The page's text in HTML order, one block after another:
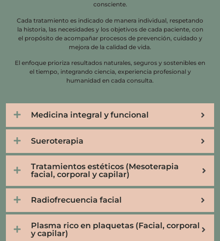
consciente.
Cada tratamiento es indicado de manera individual, respetando
la historia, las necesidades y los objetivos de cada paciente, con
el propósito de acompañar procesos de prevención, cuidado y
mejora de la calidad de vida.
El enfoque prioriza resultados naturales, seguros y sostenibles en
el tiempo, integrando ciencia, experiencia profesional y
humanidad en cada consulta.
Medicina integral y funcional
Sueroterapia
Tratamientos estéticos (Mesoterapia
facial, corporal y capilar)
Radiofrecuencia facial
Plasma rico en plaquetas (Facial, corporal
y capilar)